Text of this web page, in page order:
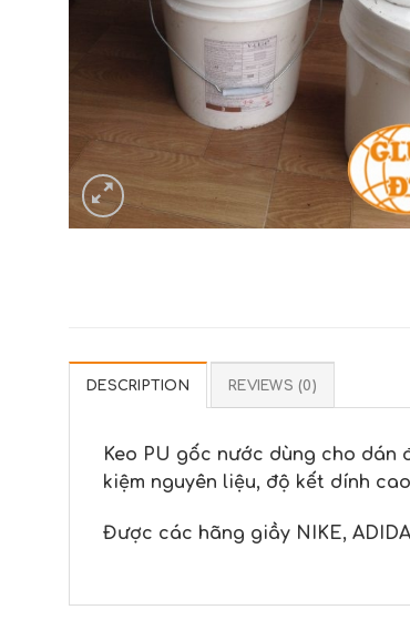
DESCRIPTION REVIEWS (0)
Keo PU gốc nước dùng cho
kiệm nguyên liệu, độ kết dính
Được các hãng giầy NIKE,